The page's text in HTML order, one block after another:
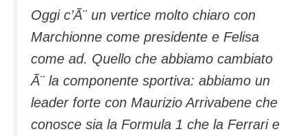
Oggi c’Ã¨ un vertice molto chiaro con
Marchionne come presidente e Felisa
come ad. Quello che abbiamo cambiato
Ã¨ la componente sportiva: abbiamo un
leader forte con Maurizio Arrivabene che
conosce sia la Formula 1 che la Ferrari e